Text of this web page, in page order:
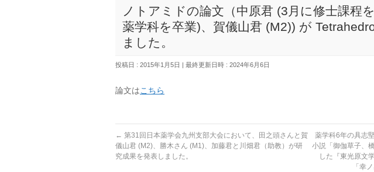
ノトアミドの論文（中原君 (3月に修士課程
薬学科を卒業)、賀儀山君 (M2)) が
ました。
投稿日 : 2015年1月5日 最終更新日時 : 2024年6月6日
論文はこちら
← 第31回日本薬学会九州支部大会において、田之頭さんと賀
儀山君 (M2)、勝木さん (M1)、加藤君と川畑君（助教）が研
究成果を発表しました。
薬学科6年の具志
小説「御伽草子、
した『東光原文
「幸